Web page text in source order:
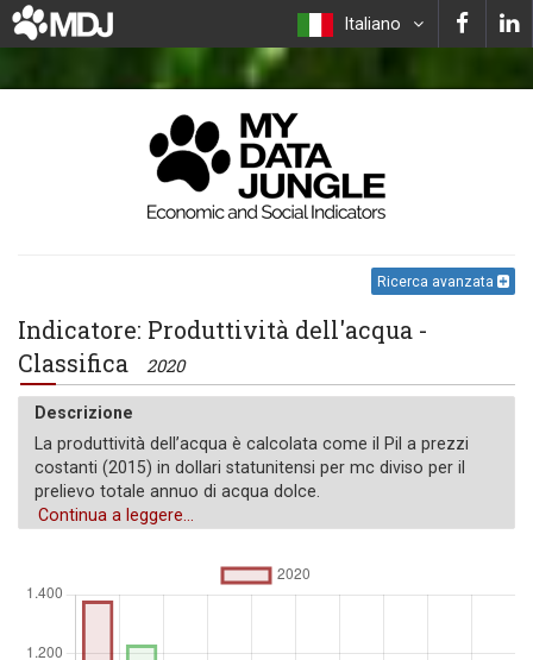
Italiano
Ricerca avanzata
Indicatore: Produttività dell'acqua -
Classifica
2020
Descrizione
La produttività dell’acqua è calcolata come il Pil a prezzi
costanti (2015) in dollari statunitensi per mc diviso per il
prelievo totale annuo di acqua dolce.
Unità di misura
Operatore
aggregato
Continua a leggere...